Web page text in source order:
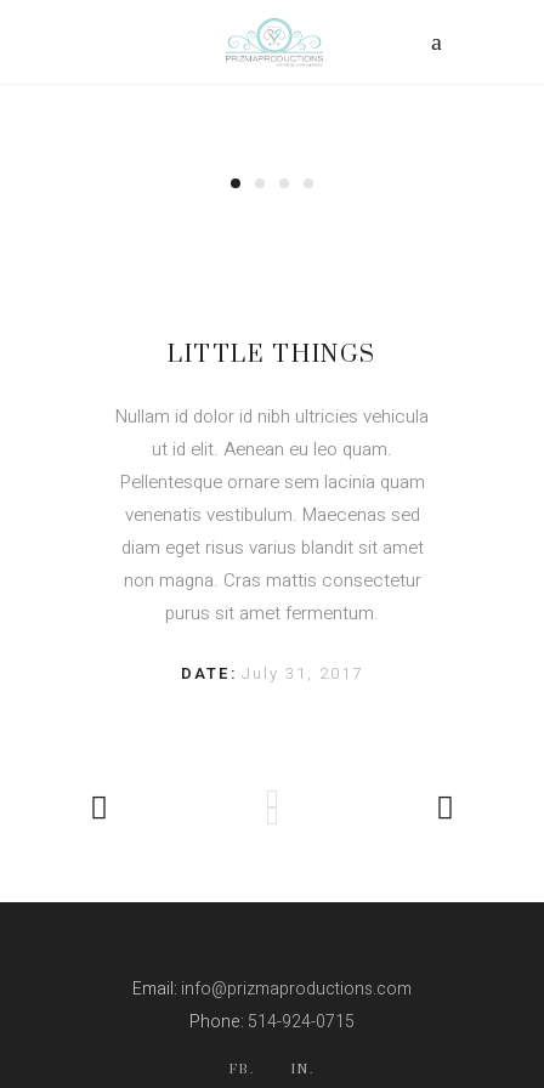
LITTLE THINGS
Nullam id dolor id nibh ultricies vehicula
ut id elit. Aenean eu leo quam.
Pellentesque ornare sem lacinia quam
venenatis vestibulum. Maecenas sed
diam eget risus varius blandit sit amet
non magna. Cras mattis consectetur
purus sit amet fermentum.
DATE: July 31, 2017
Email: info@prizmaproductions.com
Phone: 514-924-0715
FB. IN.